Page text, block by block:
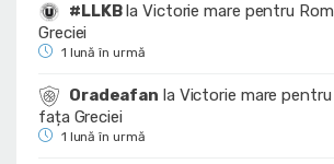
#LLKBlaVictorie mare pentru
Greciei
1 lună în urmă
Oradeafan la Victorie mare pentru
fața Greciei
1 lună în urmă